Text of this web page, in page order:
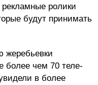
ролики
будут принимать
жеребьевки
более чем 70 теле-
в более